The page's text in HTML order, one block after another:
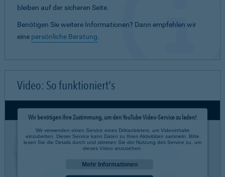
bleiben auf der sicheren Seite.
Benötigen Sie weitere Informationen? Dann empfehlen wir
eine persönliche Beratung.
Video: So funktioniert's
Wir benötigen Ihre Zustimmung, um den YouTube Video-Service zu laden!
Wir verwenden einen Service eines Drittanbieters, um Videoinhalte
einzubetten. Dieser Service kann Daten zu Ihren Aktivitäten sammeln. Bitte
lesen Sie die Details durch und stimmen Sie der Nutzung des Service zu, um
dieses Video anzusehen.
Mehr Informationen